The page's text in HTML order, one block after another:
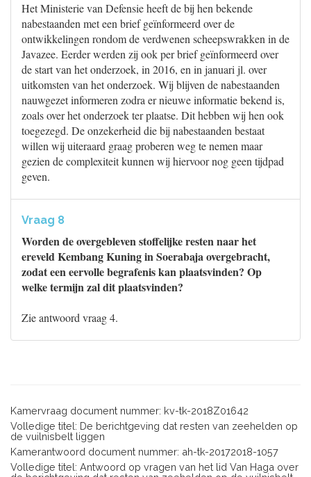
Het Ministerie van Defensie heeft de bij hen bekende
nabestaanden met een brief geïnformeerd over de
ontwikkelingen rondom de verdwenen scheepswrakken in de
Javazee. Eerder werden zij ook per brief geïnformeerd over
de start van het onderzoek, in 2016, en in januari jl. over
uitkomsten van het onderzoek. Wij blijven de nabestaanden
nauwgezet informeren zodra er nieuwe informatie bekend is,
zoals over het onderzoek ter plaatse. Dit hebben wij hen ook
toegezegd. De onzekerheid die bij nabestaanden bestaat
willen wij uiteraard graag proberen weg te nemen maar
gezien de complexiteit kunnen wij hiervoor nog geen tijdpad
geven.
Vraag 8
Worden de overgebleven stoffelijke resten naar het
ereveld Kembang Kuning in Soerabaja overgebracht,
zodat een eervolle begrafenis kan plaatsvinden? Op
welke termijn zal dit plaatsvinden?
Zie antwoord vraag 4.
Kamervraag document nummer: kv-tk-2018Z01642
Volledige titel: De berichtgeving dat resten van zeehelden op
de vuilnisbelt liggen
Kamerantwoord document nummer: ah-tk-20172018-1057
Volledige titel: Antwoord op vragen van het lid Van Haga over